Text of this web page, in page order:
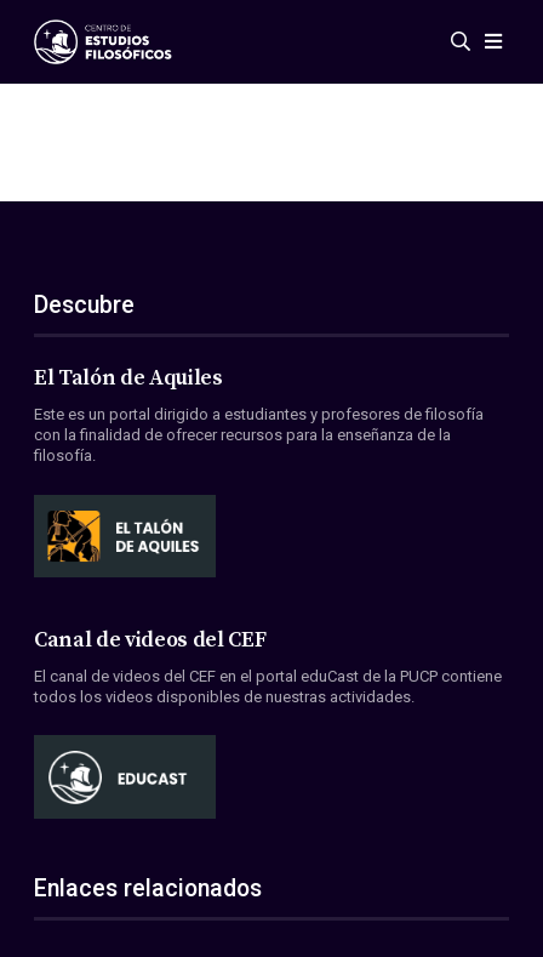
Eventos
ES
EN
Acerca de nosotros
Miembros
Convenios
Descubre
El Talón de Aquiles
Este es un portal dirigido a estudiantes y profesores de filosofía
con la finalidad de ofrecer recursos para la enseñanza de la
filosofía.
Canal de videos del CEF
El canal de videos del CEF en el portal eduCast de la PUCP contiene
todos los videos disponibles de nuestras actividades.
Enlaces relacionados